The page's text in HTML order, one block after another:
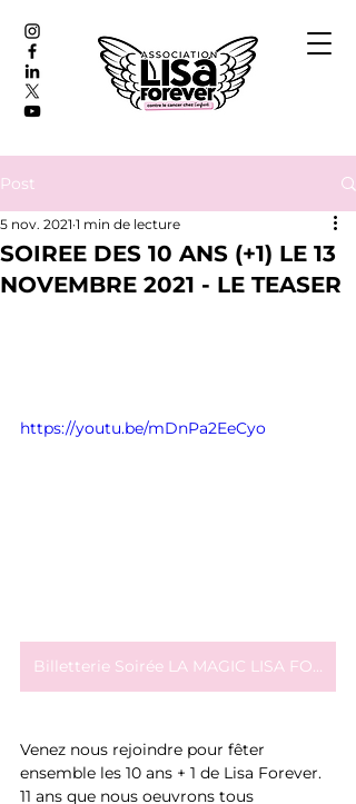
Post
SOIREE DES 10 ANS (+1) LE 13
NOVEMBRE 2021 - LE TEASER
5 nov. 2021 1 min de lecture
https://youtu.be/mDnPa2EeCyo
Billetterie Soirée LA MAGIC LISA FOREVER ... cliquez ici
Venez nous rejoindre pour fêter
ensemble les 10 ans + 1 de Lisa Forever.
11 ans que nous oeuvrons tous